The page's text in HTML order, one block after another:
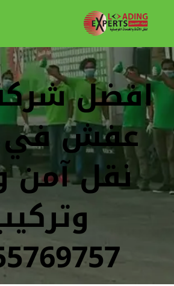
افضل
عفش في
نقل